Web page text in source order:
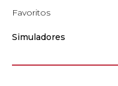
Favoritos
Simuladores